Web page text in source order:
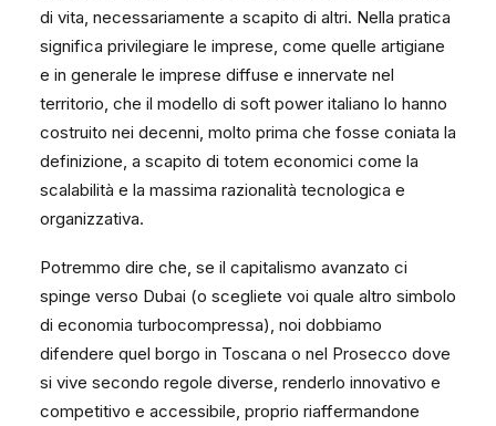
di vita, necessariamente a scapito di altri. Nella pratica
significa privilegiare le imprese, come quelle artigiane
e in generale le imprese diffuse e innervate nel
territorio, che il modello di soft power italiano lo hanno
costruito nei decenni, molto prima che fosse coniata la
definizione, a scapito di totem economici come la
scalabilità e la massima razionalità tecnologica e
organizzativa.
Potremmo dire che, se il capitalismo avanzato ci
spinge verso Dubai (o scegliete voi quale altro simbolo
di economia turbocompressa), noi dobbiamo
difendere quel borgo in Toscana o nel Prosecco dove
si vive secondo regole diverse, renderlo innovativo e
competitivo e accessibile, proprio riaffermandone